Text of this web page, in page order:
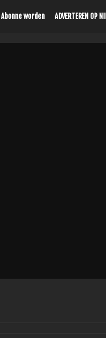
Abonne worden ADVERTEREN OP